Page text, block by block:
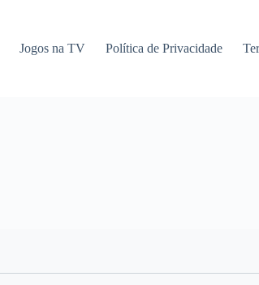
Jogos na TV Política de Privacidade